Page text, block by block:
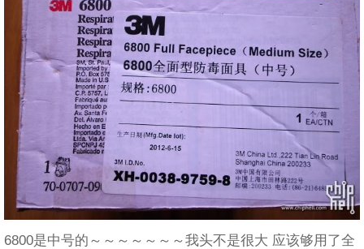
6800是中号的～～～～～～～我头不是很大 应该够用了全